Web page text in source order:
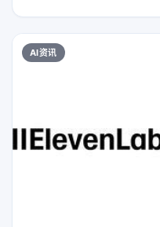
储，以便您可以在任何设备
境时，您需要部署一组
AI资讯